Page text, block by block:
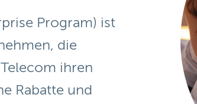
Program) ist
die
ihren
Rabatte und